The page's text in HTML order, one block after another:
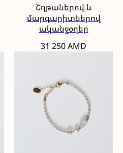
Շղթաներով և
մարգարիտներով
ականջօղեր
31 250AMD